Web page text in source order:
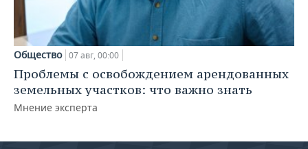
Общество 07 авг, 00:00
Проблемы с освобождением арендованных
земельных участков: что важно знать
Мнение эксперта